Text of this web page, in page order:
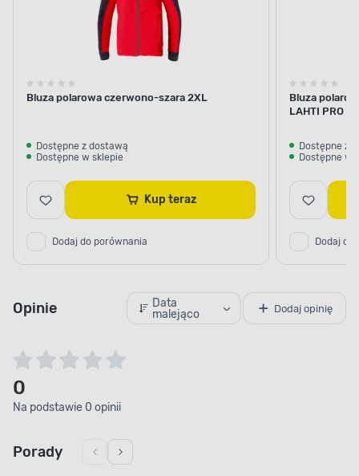
Bluza polarowa czerwono-szara 2XL
Dostępne z dostawą
Dostępne w sklepie
Kup teraz
Dodaj do porównania
Bluza
LAHTI PRO
Dostępne z
Dostępne w
Dodaj do
Opinie
Data
malejąco
Dodaj opinię
0
Na podstawie 0 opinii
Porady